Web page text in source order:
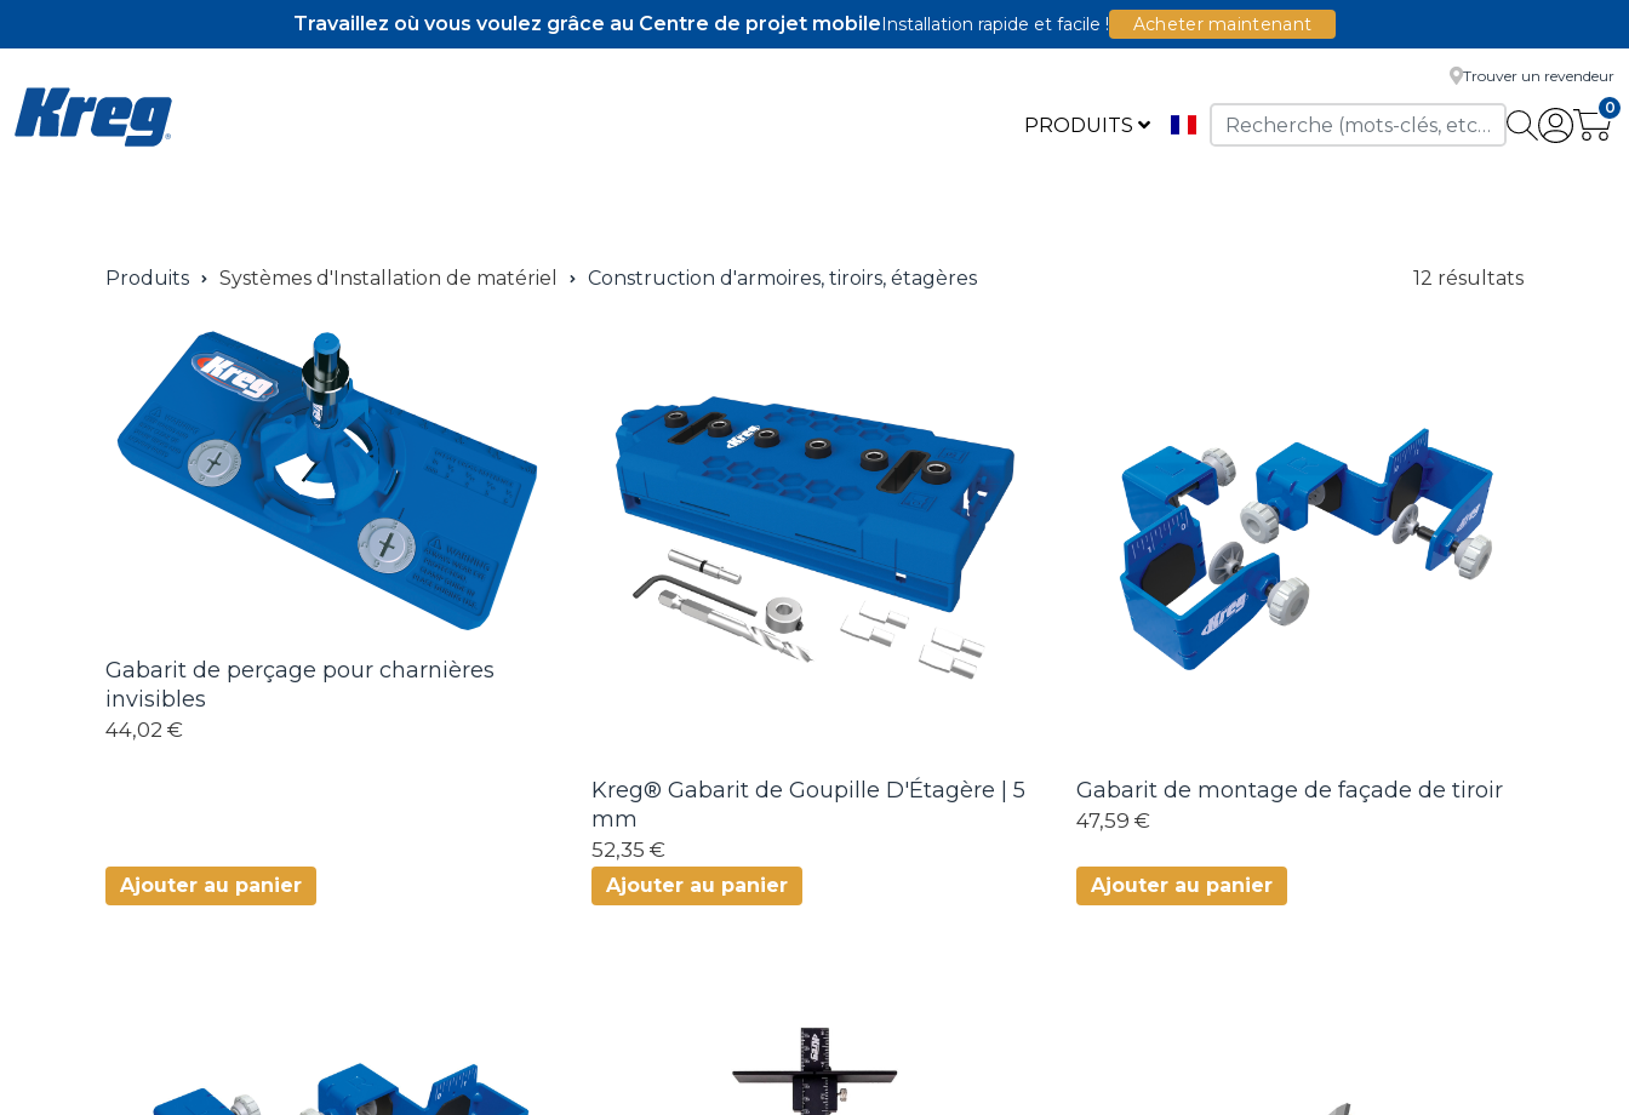
Travaillez où vous voulez grâce au Centre de projet mobileInstallation rapide et facile ! Acheter maintenant
PRODUITS
Pocket-Hole Jigs
Trouver un revendeur
0
Produits Systèmes d'Installation de matériel Construction d'armoires, tiroirs, étagères 12 résultats
Gabarit de perçage pour charnières
invisibles
44,02 €
Ajouter au panier
Kreg® Gabarit de Goupille D'Étagère | 5
mm
52,35 €
Ajouter au panier
Gabarit de montage de façade de tiroir
47,59 €
Ajouter au panier